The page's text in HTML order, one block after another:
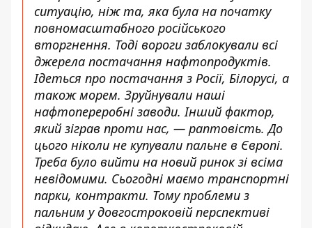
ситуацію, ніж та, яка була на початку
повномасштабного російського
вторгнення. Тоді вороги заблокували всі
джерела постачання нафтопродуктів.
Ідеться про постачання з Росії, Білорусі, а
також морем. Зруйнували наші
нафтопереробні заводи. Інший фактор,
який зіграв проти нас, — раптовість. До
цього ніколи не купували пальне в Європі.
Треба було вийти на новий ринок зі всіма
невідомими. Сьогодні маємо транспортні
парки, контракти. Тому проблеми з
пальним у довгостроковій перспективі